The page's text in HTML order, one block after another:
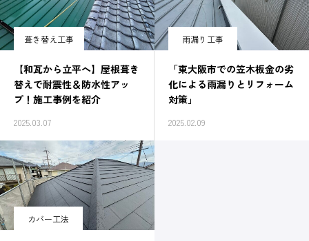
葺き替え工事
【和瓦から立平へ】屋根葺き
替えで耐震性＆防水性アッ
プ！施工事例を紹介
2025.03.07
雨漏り工事
「東大阪市での笠木板金の劣
化による雨漏りとリフォーム
対策」
2025.02.09
カバー工法